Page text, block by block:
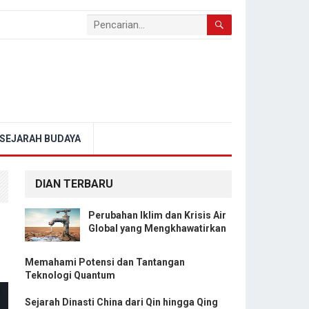
SEJARAH BUDAYA
DIAN TERBARU
Perubahan Iklim dan Krisis Air
Global yang Mengkhawatirkan
Memahami Potensi dan Tantangan
Teknologi Quantum
Sejarah Dinasti China dari Qin hingga Qing